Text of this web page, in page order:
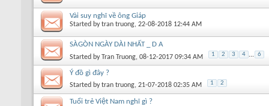
Vài suy nghĩ về ông Giáp
Started bytran truong, 22-08-2018 12:44 AM
SÀGÒN NGÀY DÀI NHẤT _ D A
Started byTran Truong, 08-12-2017 09:34 AM 1 2 3 4 ... 6
Ý đồ gì đây ?
Started bytran truong, 21-07-2018 02:35 AM 1 2
Tuổi trẻ Việt Nam nghĩ gì ?